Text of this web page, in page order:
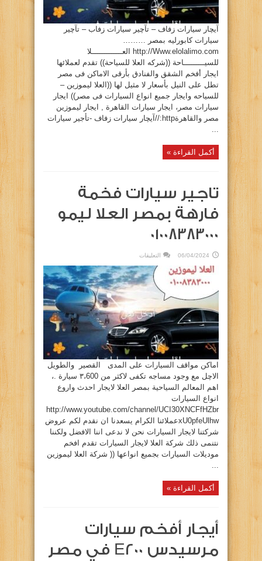
آیچار سیارات زفاف – تآچیر سیارات زفاب – تآچیر
سیارات کابورلیه بمصر ………
http://Www.elolalimo.com العـــــــــــــلا
للسيـــــــــاحة ((شركه العلا للسياحة)) تقدم لعملائها
ايجار أفخم الشقق والفنادق بأرقى الاماكن فى مصر
تطل على النيل بأسعار لا مثيل لها ((العلا ليموزين –
للسياحه وايجار جميع انواع السيارات فى مصر)) ايجار
سيارات مصر، ايجار سيارات القاهرة , ايجار ليموزين
مصر والقاهرةhttp://آیچار سیارات زفاف -تأجير سيارات
...
أكمل القراءة »
تاجير سيارات فخمة
فارهة بمصر العلا ليمو
01008383000
06/04/2024 التعليقات
سيارات
فخمة
فارهة
بمصر
ليمو
01008383000
مغلقة
اماکن مواقف السیارات علی المدی القصیر والطویل
الاچل‌ مع وجود مساجه تکفی لاکثر من ۳،600 سيارة .،
اهم المعالم السياحية بمصر العلا لايجار احدث واروع
انواع السيارات
http://www.youtube.com/channel/UCI30XNCFfHZbr
xU0pfeUlhwعملائنا الكرام يسعدنا ان نقدم لكم عروض
شركتنا لايجار السيارات نحن لا ندعى اننا الافضل ولكننا
نتنمى ذلك شركة العلا لايجار السيارات تقدم افخم
موديلات السيارات بجميع انواعها (( شركة العلا ليموزين
...
أكمل القراءة »
أيجار أفخم سيارات
مرسيدس E200 في مصر